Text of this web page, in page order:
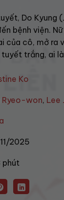
Do Kyung
bệnh viện.
của cô, mở ra
trắng, ai
Ko
Ryeo-won, Lee
2025
phút